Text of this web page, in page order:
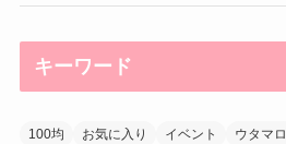
キーワード
100均 お気に入り イベント ウタマロ